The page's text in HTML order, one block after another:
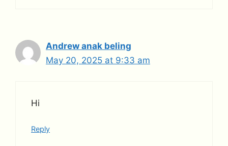
Andrew anak beling
May 20, 2025 at 9:33 am
Hi
Reply